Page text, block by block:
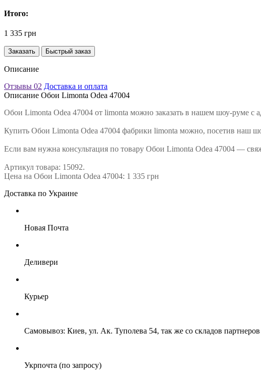
Итого:
1 335 грн
Заказать Быстрый заказ
Описание
Отзывы 02 Доставка и оплата
Описание Обои Limonta Odea 47004
Обои Limonta Odea 47004 от limonta можно заказать в нашем шоу-руме с
Купить Обои Limonta Odea 47004 фабрики limonta можно, посетив наш
Если вам нужна консультация по товару Обои Limonta Odea 47004 —
Артикул товара: 15092.
Цена на Обои Limonta Odea 47004: 1 335 грн
Доставка по Украине
Новая Почта
Деливери
Курьер
Самовывоз: Киев, ул. Ак. Туполева 54, так же со складов
Укрпочта (по запросу)